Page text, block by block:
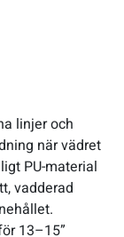
linjer och
när vädret
PU-material
vadderad
13–15”